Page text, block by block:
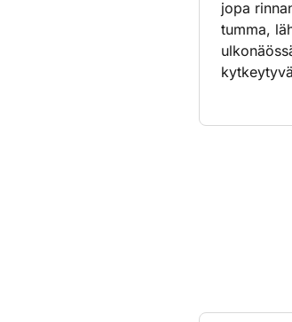
jopa
tumma,